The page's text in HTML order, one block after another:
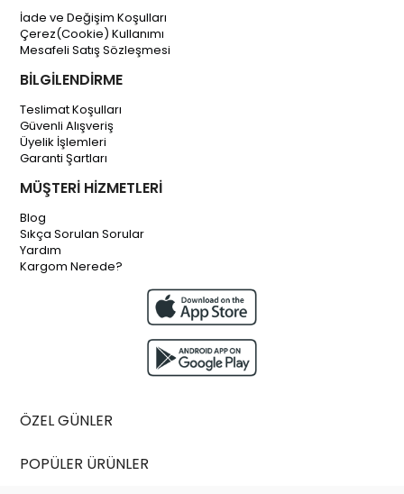
İade ve Değişim Koşulları
Çerez(Cookie) Kullanımı
Mesafeli Satış Sözleşmesi
BİLGİLENDİRME
Teslimat Koşulları
Güvenli Alışveriş
Üyelik İşlemleri
Garanti Şartları
MÜŞTERİ HİZMETLERİ
Blog
Sıkça Sorulan Sorular
Yardım
Kargom Nerede?
ÖZEL GÜNLER
POPÜLER ÜRÜNLER